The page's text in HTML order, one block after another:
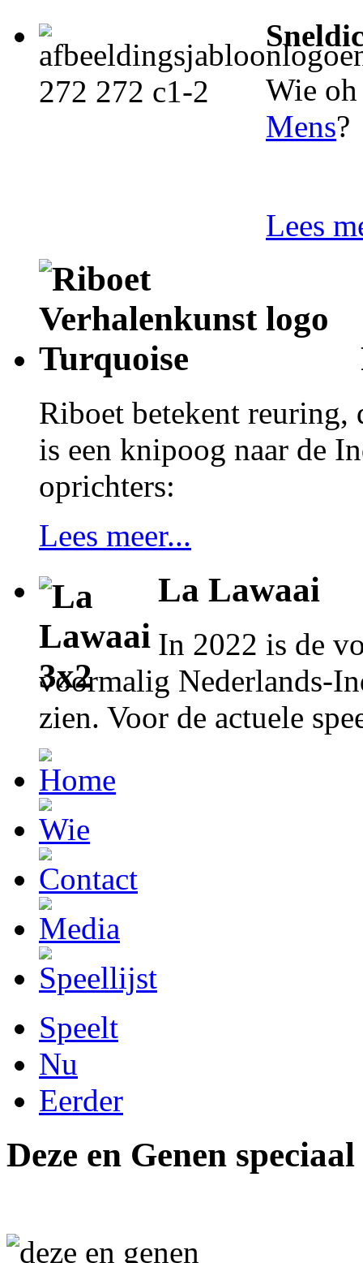
Wie
Mens?
Lees
Riboet betekent reuring,
is een knipoog naar de
oprichters:
Lees meer...
La Lawaai
In 2022 is de
voormalig Nederlands-
zien. Voor de actuele
Speelt
Nu
Eerder
Deze en Genen speciaal